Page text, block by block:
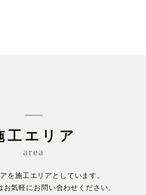
工エリア
area
を施工エリアとしています。
お気軽にお問い合わせください。